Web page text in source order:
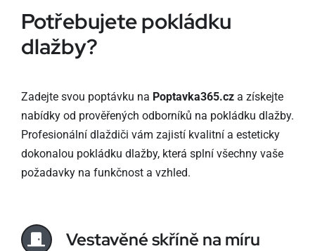
Potřebujete pokládku
dlažby?
Zadejte svou poptávku na Poptavka365.cza získejte
nabídky od prověřených odborníků na pokládku dlažby.
Profesionální dlaždiči vám zajistí kvalitní a esteticky
dokonalou pokládku dlažby, která splní všechny vaše
požadavky na funkčnost a vzhled.
Vestavěné skříně na míru